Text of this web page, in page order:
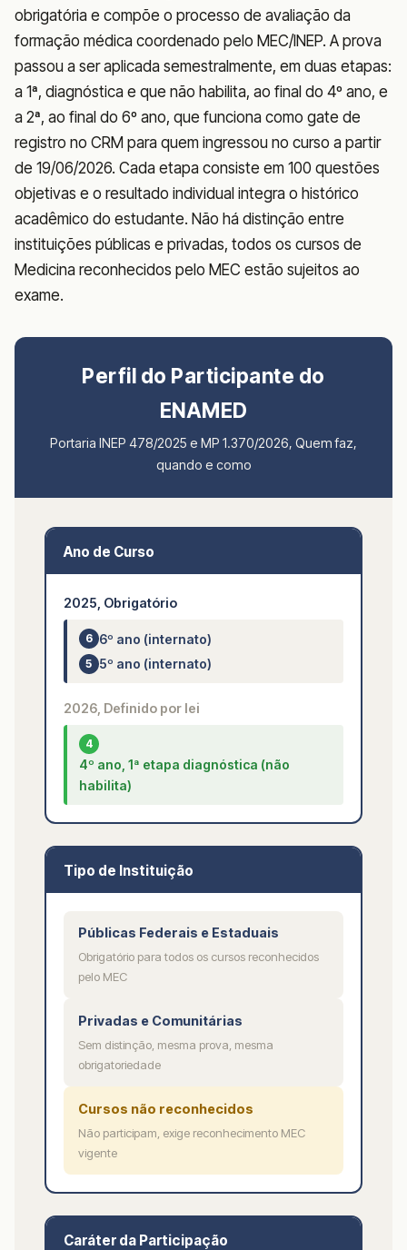
obrigatória e compõe o processo de avaliação da
formação médica coordenado pelo MEC/INEP. A prova
passou a ser aplicada semestralmente, em duas etapas:
a 1ª, diagnóstica e que não habilita, ao final do 4º ano, e
a 2ª, ao final do 6º ano, que funciona como gate de
registro no CRM para quem ingressou no curso a partir
de 19/06/2026. Cada etapa consiste em 100 questões
objetivas e o resultado individual integra o histórico
acadêmico do estudante. Não há distinção entre
instituições públicas e privadas, todos os cursos de
Medicina reconhecidos pelo MEC estão sujeitos ao
exame.
Perfil do Participante do
ENAMED
Portaria INEP 478/2025 e MP 1.370/2026, Quem faz,
quando e como
Ano de Curso
2025, Obrigatório
6 6º ano (internato)
5 5º ano (internato)
2026, Definido por lei
4
4º ano, 1ª etapa diagnóstica (não
habilita)
Tipo de Instituição
Públicas Federais e Estaduais
Obrigatório para todos os cursos reconhecidos
pelo MEC
Privadas e Comunitárias
Sem distinção, mesma prova, mesma
obrigatoriedade
Cursos não reconhecidos
Não participam, exige reconhecimento MEC
vigente
Caráter da Participação